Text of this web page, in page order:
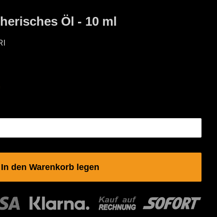
Öl - 10 ml
In den Warenkorb legen